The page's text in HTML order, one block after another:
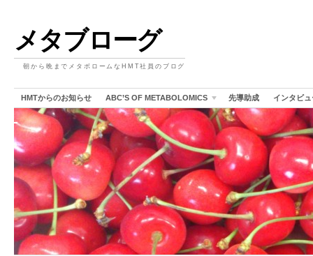
メタブローグ
朝から晩までメタボロームなHMT社員のブログ
HMTからのお知らせ ABC’S OF METABOLOMICS 先導助成 インタビュ